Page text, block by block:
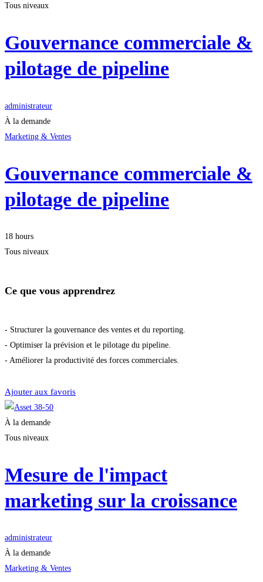
Tous niveaux
Gouvernance commerciale &
pilotage de pipeline
administrateur
À la demande
Marketing & Ventes
Gouvernance commerciale &
pilotage de pipeline
18 hours
Tous niveaux
Ce que vous apprendrez
- Structurer la gouvernance des ventes et du reporting.
- Optimiser la prévision et le pilotage du pipeline.
- Améliorer la productivité des forces commerciales.
Ajouter aux favoris
À la demande
Tous niveaux
Mesure de l'impact
marketing sur la croissance
administrateur
À la demande
Marketing & Ventes